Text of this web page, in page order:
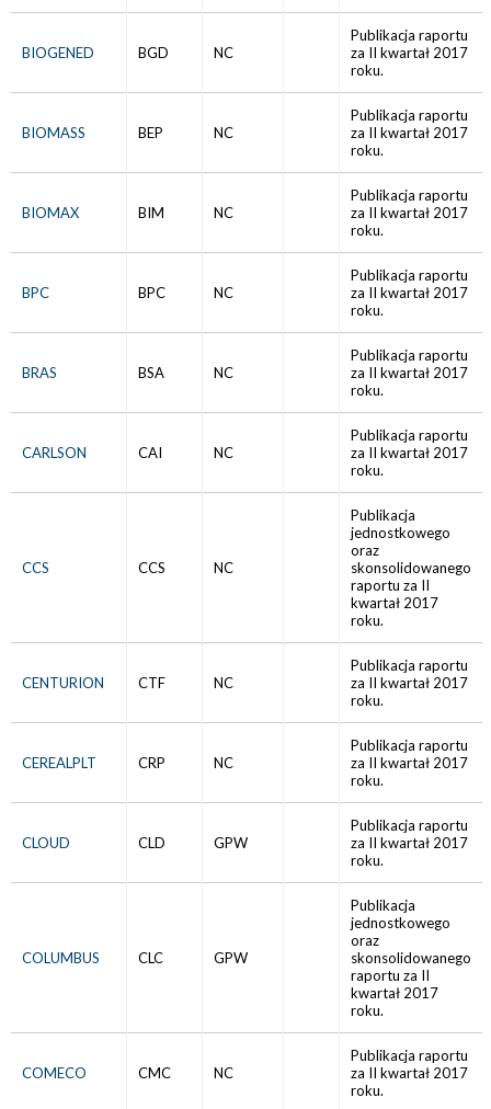
BIOGENED BGD NC
Publikacja raportu
za II kwartał 2017
roku.
BIOMASS BEP NC
Publikacja raportu
za II kwartał 2017
roku.
BIOMAX BIM NC
Publikacja raportu
za II kwartał 2017
roku.
BPC BPC NC
Publikacja raportu
za II kwartał 2017
roku.
BRAS BSA NC
Publikacja raportu
za II kwartał 2017
roku.
CARLSON CAI NC
Publikacja raportu
za II kwartał 2017
roku.
CCS CCS NC
Publikacja
jednostkowego
oraz
skonsolidowanego
raportu za II
kwartał 2017
roku.
CENTURION CTF NC
Publikacja raportu
za II kwartał 2017
roku.
CEREALPLT CRP NC
Publikacja raportu
za II kwartał 2017
roku.
CLOUD CLD GPW
Publikacja raportu
za II kwartał 2017
roku.
COLUMBUS CLC GPW
Publikacja
jednostkowego
oraz
skonsolidowanego
raportu za II
kwartał 2017
roku.
COMECO CMC NC
Publikacja raportu
za II kwartał 2017
roku.